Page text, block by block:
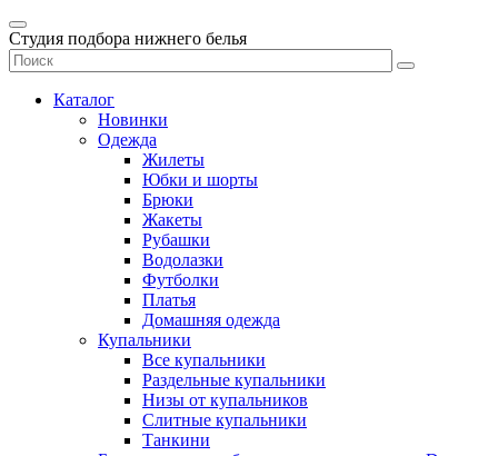
Студия подбора нижнего белья
Каталог
Новинки
Одежда
Жилеты
Юбки и шорты
Брюки
Жакеты
Рубашки
Водолазки
Футболки
Платья
Домашняя одежда
Купальники
Все купальники
Раздельные купальники
Низы от купальников
Слитные купальники
Танкини